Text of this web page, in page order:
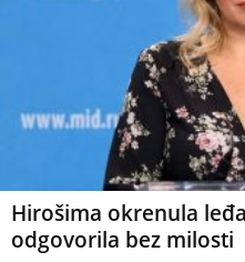
Hirošima okrenula
odgovorila bez milosti